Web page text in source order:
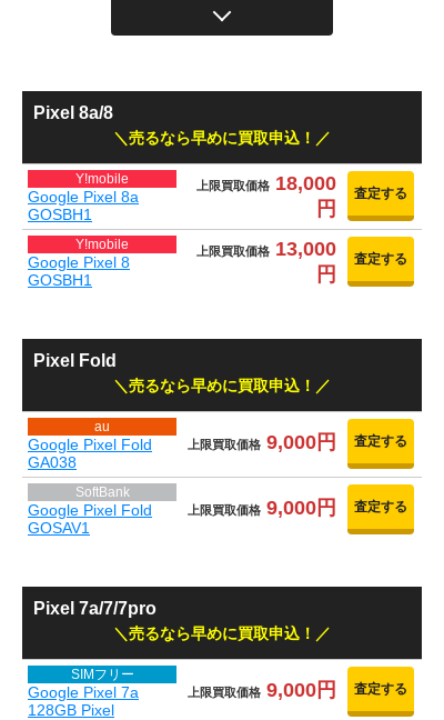
Pixel 8a/8
売るなら早めに買取申込！
Y!mobile
Google Pixel 8a
GOSBH1
上限買取価格 18,000
円
査定する
Y!mobile
Google Pixel 8
GOSBH1
上限買取価格 13,000
円
査定する
Pixel Fold
売るなら早めに買取申込！
au
Google Pixel Fold
GA038
上限買取価格 9,000円 査定する
SoftBank
Google Pixel Fold
GOSAV1
上限買取価格 9,000円 査定する
Pixel 7a/7/7pro
売るなら早めに買取申込！
SIMフリー
Google Pixel 7a
128GB Pixel
上限買取価格 9,000円 査定する